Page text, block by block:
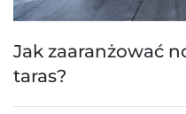
Jak zaaranżować
taras?